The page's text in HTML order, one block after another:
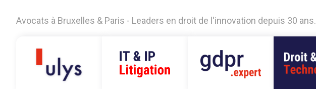
Avocats à Bruxelles & Paris - Leaders en droit de l'innovation depuis 30 ans.